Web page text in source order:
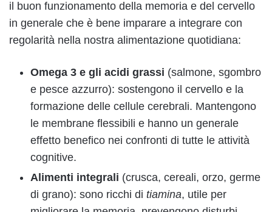
il buon funzionamento della memoria e del cervello
in generale che è bene imparare a integrare con
regolarità nella nostra alimentazione quotidiana:
Omega 3 e gli acidi grassi (salmone, sgombro
e pesce azzurro): sostengono il cervello e la
formazione delle cellule cerebrali. Mantengono
le membrane flessibili e hanno un generale
effetto benefico nei confronti di tutte le attività
cognitive.
Alimenti integrali (crusca, cereali, orzo, germe
di grano): sono ricchi di tiamina, utile per